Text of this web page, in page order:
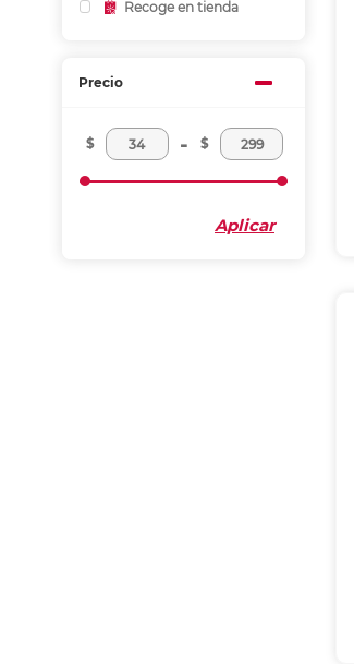
Recoge en tienda
Precio
$ - $
Aplicar